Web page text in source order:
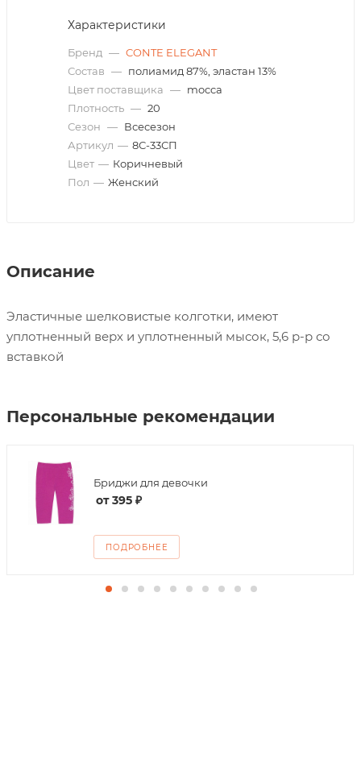
Характеристики
Бренд — CONTE ELEGANT
Состав — полиамид 87%, эластан 13%
Цвет поставщика — mocca
Плотность — 20
Сезон — Всесезон
Артикул — 8С-33СП
Цвет — Коричневый
Пол — Женский
Описание
Эластичные шелковистые колготки, имеют
уплотненный верх и уплотненный мысок, 5,6 р-р со
вставкой
Персональные рекомендации
Бриджи для девочки
от395 ₽
ПОДРОБНЕЕ